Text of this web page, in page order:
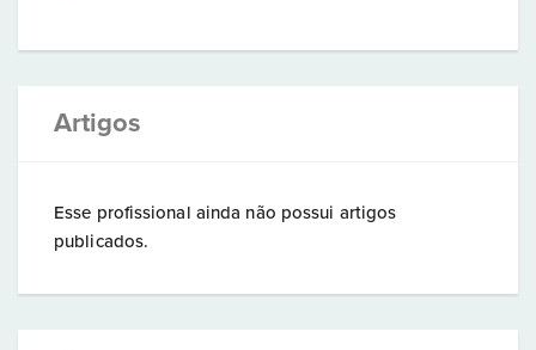
Artigos
Esse profissional ainda não possui artigos
publicados.